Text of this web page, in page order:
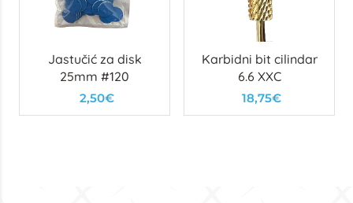
Jastučić za disk
25mm #120
2,50€
Karbidni bit cilindar
6.6 XXC
18,75€